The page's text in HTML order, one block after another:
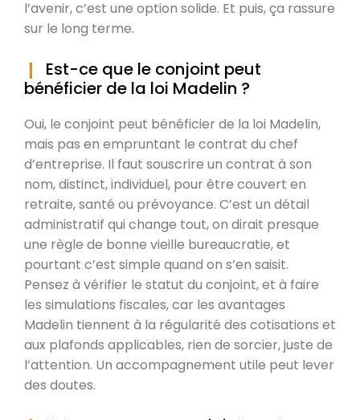
l’avenir, c’est une option solide. Et puis, ça rassure
sur le long terme.
Est-ce que le conjoint peut
bénéficier de la loi Madelin ?
Oui, le conjoint peut bénéficier de la loi Madelin,
mais pas en empruntant le contrat du chef
d’entreprise. Il faut souscrire un contrat à son
nom, distinct, individuel, pour être couvert en
retraite, santé ou prévoyance. C’est un détail
administratif qui change tout, on dirait presque
une règle de bonne vieille bureaucratie, et
pourtant c’est simple quand on s’en saisit.
Pensez à vérifier le statut du conjoint, et à faire
les simulations fiscales, car les avantages
Madelin tiennent à la régularité des cotisations et
aux plafonds applicables, rien de sorcier, juste de
l’attention. Un accompagnement utile peut lever
des doutes.